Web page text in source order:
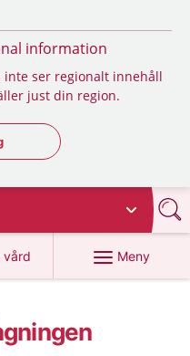
information
ser regionalt innehåll
just din region.
regionsväljaren
vård
Meny